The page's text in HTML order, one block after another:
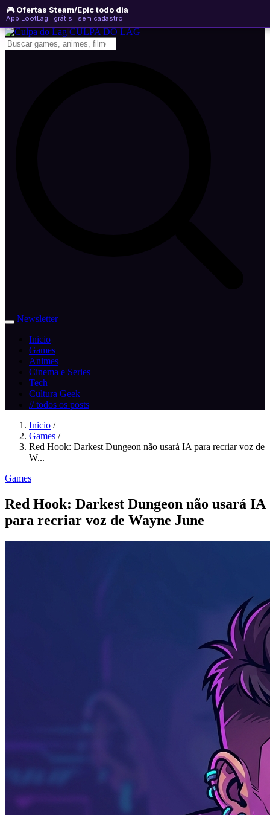
🎮 Ofertas Steam/Epic todo dia
App LootLag · grátis · sem cadastro
sábado, 08 de agosto de 2026 WhatsApp
Newsletter
CULPA DO LAG
Newsletter
Inicio
Games
Animes
Cinema e Series
Tech
Cultura Geek
// todos os posts
Inicio /
Games /
Red Hook: Darkest Dungeon não usará IA para recriar voz de
W...
Games
Red Hook: Darkest Dungeon não usará IA
para recriar voz de Wayne June